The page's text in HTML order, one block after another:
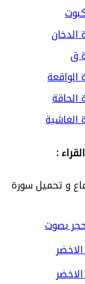
الدخان
ق
الواقعة
الحاقة
الغاشية
:
و تحميل سورة